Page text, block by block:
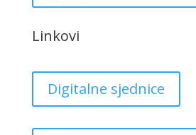
Linkovi
Digitalne sjednice